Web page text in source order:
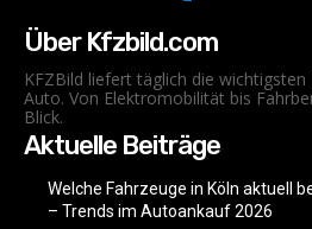
Über Kfzbild.com
KFZBild liefert täglich die
Auto. Von Elektromobilität bis
Blick.
Aktuelle Beiträge
Welche Fahrzeuge in Köln aktuell
– Trends im Autoankauf 2026